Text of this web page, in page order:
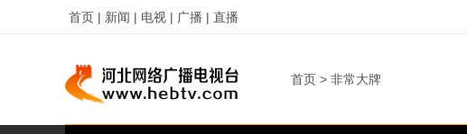
首页 | 新闻 | 电视 | 广播 | 直播
首页 > 非常大牌